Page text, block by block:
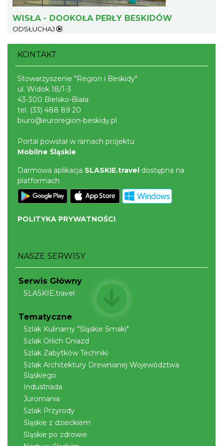
Dotknij Tradycji - lato w Gminie Brenna
Brenna
7.68 km
III Ogólnopolski Festiwal Folkloru
Dziecięcego „ Jaworowy Listek”
Istebna
Jak czytać las
Istebna
8.26 km
Robimy budki dla ptaków - zajęcia
WISŁA - DOOKOŁA PERŁY BESKIDÓW
ODSŁUCHAJ
KONTAKT
Stowarzyszenie "Region i Beskidy"
ul. Widok 18/1-3
43-300 Bielsko-Biała
tel. (33) 488 89 20
biuro@euroregion-beskidy.pl
Portal powstał w ramach projektu
Mobilne Śląskie
Darmowa aplikacja SLASKIE.travel dostępna na
platformach
POLITYKA PRYWATNOŚCI
NASZE SERWISY
Serwis Główny
SLASKIE.travel
Tematyczne
Szlak Kulinarny "Śląskie Smaki"
Szlak Orlich Gniazd
Szlak Zabytków Techniki
Szlak Architektury Drewnianej Województwa
Śląskiego
Industriada
Juromania
Szlak Przyrody
Śląskie z dzieckiem
Śląskie po zdrowie